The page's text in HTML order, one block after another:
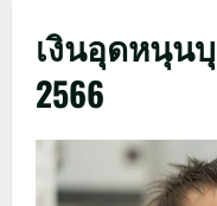
เงินอุดหนุน
2566